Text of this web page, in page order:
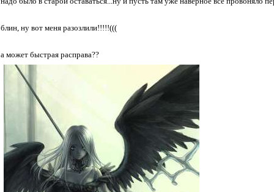
блин, ну вот меня разозлили!!!!!(((
а может быстрая расправа??